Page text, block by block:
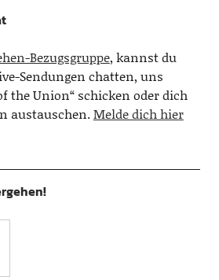
Bezugsgruppe, kannst du
Sendungen chatten, uns
the Union“ schicken oder dich
austauschen.Melde dich hier